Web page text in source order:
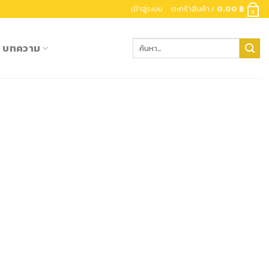
เข้าสู่ระบบ ตะกร้าสินค้า / 0.00 ฿ 0
บทความ ค้นหา: